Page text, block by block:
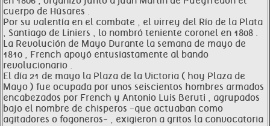
cuerpo de Húsares .
Por su valentía en el combate , el virrey del Río de la Plata
, Santiago de Liniers , lo nombró teniente coronel en 1808 .
La Revolución de Mayo Durante la semana de mayo de
1810 , French apoyó entusiastamente al bando
revolucionario .
El día 21 de mayo la Plaza de la Victoria ( hoy Plaza de
Mayo ) fue ocupada por unos seiscientos hombres armados
encabezados por French y Antonio Luis Beruti , agrupados
bajo el nombre de chisperos -que actuaban como
agitadores o fogoneros- , exigieron a gritos la convocatoria